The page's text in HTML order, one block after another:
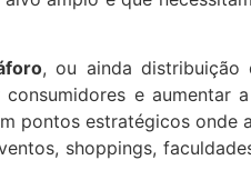
, ou ainda distribuição
e aumentar
estratégicos onde
shoppings,